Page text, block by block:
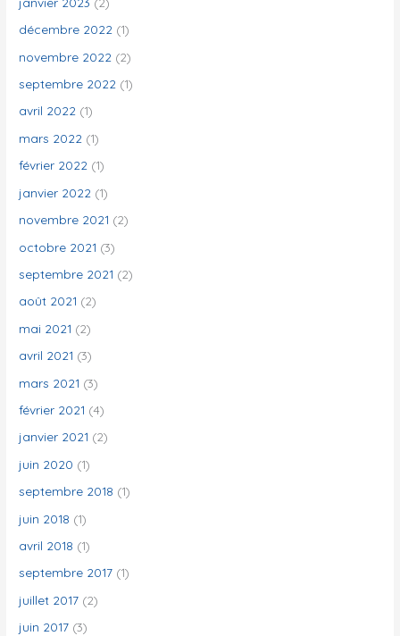
décembre 2022 (1)
novembre 2022 (2)
septembre 2022 (1)
avril 2022 (1)
mars 2022 (1)
février 2022 (1)
janvier 2022 (1)
novembre 2021 (2)
octobre 2021 (3)
septembre 2021 (2)
août 2021 (2)
mai 2021 (2)
avril 2021 (3)
mars 2021 (3)
février 2021 (4)
janvier 2021 (2)
juin 2020 (1)
septembre 2018 (1)
juin 2018 (1)
avril 2018 (1)
septembre 2017 (1)
juillet 2017 (2)
juin 2017 (3)